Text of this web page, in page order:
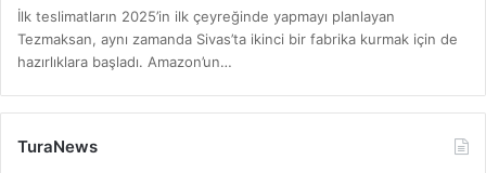
İlk teslimatların 2025’in ilk çeyreğinde yapmayı planlayan
Tezmaksan, aynı zamanda Sivas’ta ikinci bir fabrika kurmak için de
hazırlıklara başladı. Amazon’un…
TuraNews